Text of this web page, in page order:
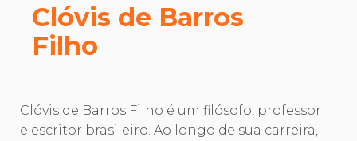
Clóvis de Barros
Filho
Clóvis de Barros Filho é um filósofo, professor
e escritor brasileiro. Ao longo de sua carreira,